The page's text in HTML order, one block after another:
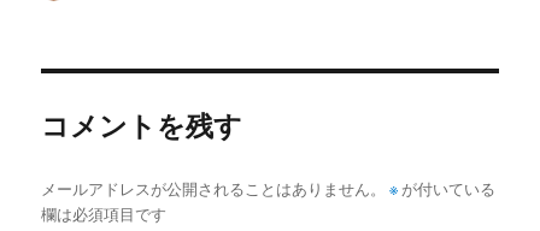
コメントを残す
メールアドレスが公開されることはありません。 ※ が付いている
欄は必須項目です